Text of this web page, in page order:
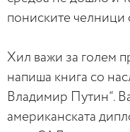
пониските
Хил важи за голем
напиша книга со
Владимир Путин“.
американската